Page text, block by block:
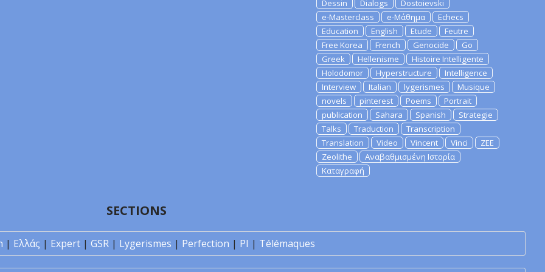
Dessin
Dialogs
Dostoievski
e-Masterclass
e-Μάθημα
Echecs
Education
English Etude
Feutre
Free Korea
French Genocide
Go
Greek
Hellenisme
Histoire Intelligente
Holodomor
Hyperstructure
Intelligence
Interview
Italian lygerismes
Musique
novels
pinterest Poems
Portrait
publication
Sahara Spanish
Strategie
Talks
Traduction
Transcription
Translation
Video Vincent Vinci
ZEE
Zeolithe
Αναβαθμισμένη Ιστορία
Καταγραφή
SECTIONS
| Ελλάς | Expert | GSR | Lygerismes | Perfection | PI | Télémaques